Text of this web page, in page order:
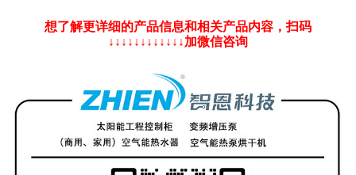
想了解更详细的产品信息和相关产品内容，扫码
↓↓↓↓↓↓↓↓↓↓↓↓加微信咨询